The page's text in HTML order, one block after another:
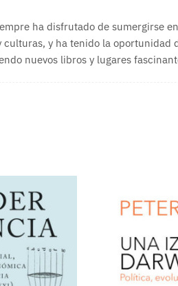
ha disfrutado de sumergirse
y ha tenido la oportunidad
nuevos libros y lugares